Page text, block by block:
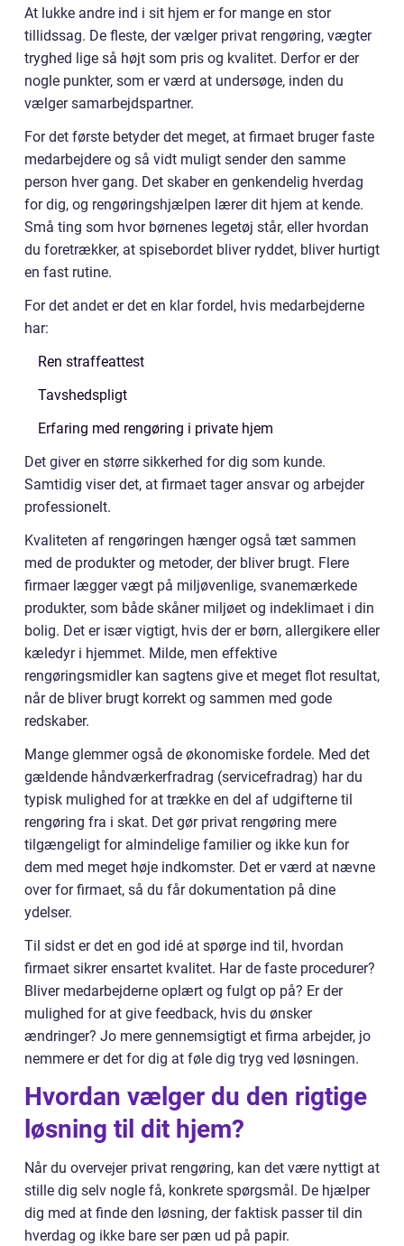
At lukke andre ind i sit hjem er for mange en stor
tillidssag. De fleste, der vælger privat rengøring, vægter
tryghed lige så højt som pris og kvalitet. Derfor er der
nogle punkter, som er værd at undersøge, inden du
vælger samarbejdspartner.
For det første betyder det meget, at firmaet bruger faste
medarbejdere og så vidt muligt sender den samme
person hver gang. Det skaber en genkendelig hverdag
for dig, og rengøringshjælpen lærer dit hjem at kende.
Små ting som hvor børnenes legetøj står, eller hvordan
du foretrækker, at spisebordet bliver ryddet, bliver hurtigt
en fast rutine.
For det andet er det en klar fordel, hvis medarbejderne
har:
Ren straffeattest
Tavshedspligt
Erfaring med rengøring i private hjem
Det giver en større sikkerhed for dig som kunde.
Samtidig viser det, at firmaet tager ansvar og arbejder
professionelt.
Kvaliteten af rengøringen hænger også tæt sammen
med de produkter og metoder, der bliver brugt. Flere
firmaer lægger vægt på miljøvenlige, svanemærkede
produkter, som både skåner miljøet og indeklimaet i din
bolig. Det er især vigtigt, hvis der er børn, allergikere eller
kæledyr i hjemmet. Milde, men effektive
rengøringsmidler kan sagtens give et meget flot resultat,
når de bliver brugt korrekt og sammen med gode
redskaber.
Mange glemmer også de økonomiske fordele. Med det
gældende håndværkerfradrag (servicefradrag) har du
typisk mulighed for at trække en del af udgifterne til
rengøring fra i skat. Det gør privat rengøring mere
tilgængeligt for almindelige familier og ikke kun for
dem med meget høje indkomster. Det er værd at nævne
over for firmaet, så du får dokumentation på dine
ydelser.
Til sidst er det en god idé at spørge ind til, hvordan
firmaet sikrer ensartet kvalitet. Har de faste procedurer?
Bliver medarbejderne oplært og fulgt op på? Er der
mulighed for at give feedback, hvis du ønsker
ændringer? Jo mere gennemsigtigt et firma arbejder, jo
nemmere er det for dig at føle dig tryg ved løsningen.
Hvordan vælger du den rigtige
løsning til dit hjem?
Når du overvejer privat rengøring, kan det være nyttigt at
stille dig selv nogle få, konkrete spørgsmål. De hjælper
dig med at finde den løsning, der faktisk passer til din
hverdag og ikke bare ser pæn ud på papir.